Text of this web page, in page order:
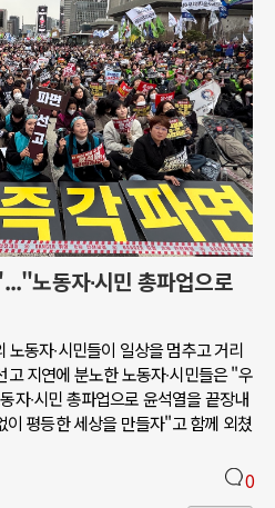
노동자∙시민 총파업으로
동자∙시민들이 일상을 멈추고 거리
지연에 분노한 노동자∙시민들은 "우
자∙시민 총파업으로 윤석열을 끝장내
평등한 세상을 만들자"고 함께 외쳤
0